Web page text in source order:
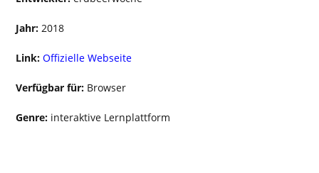
Jahr: 2018
Link: Offizielle Webseite
Verfügbar für: Browser
Genre: interaktive Lernplattform